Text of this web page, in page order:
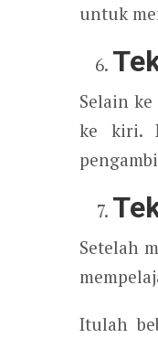
untuk
Selain
ke kiri.
Setelah
Itulah